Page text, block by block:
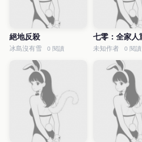
絕地反殺
冰島沒有雪 0 閱讀 未知作者 0 閱讀